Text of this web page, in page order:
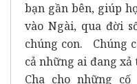
bạn gần bên, giúp
vào Ngài, qua đời
chúng con. Chúng
cả những ai đang
Cha cho những